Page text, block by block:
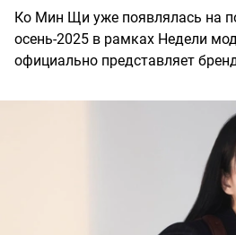
Ко Мин Щи уже появлялась на
осень-2025 в рамках Недели
официально представляет